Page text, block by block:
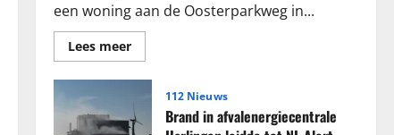
een woning aan de Oosterparkweg in...
Lees meerLees
meer
Grote
sigaretten
en
112 Nieuws
Brand in afvalenergiecentrale